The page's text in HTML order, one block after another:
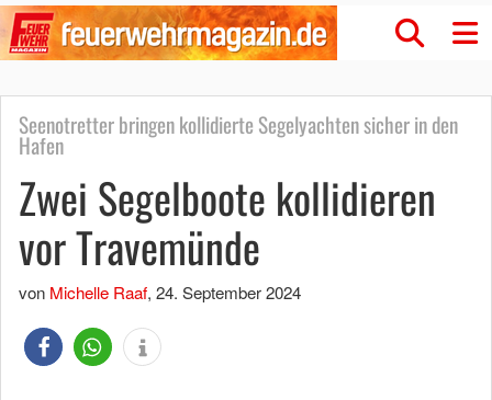
Seenotretter bringen kollidierte Segelyachten sicher in den
Hafen
Zwei Segelboote kollidieren
vor Travemünde
von Michelle Raaf, 24. September 2024